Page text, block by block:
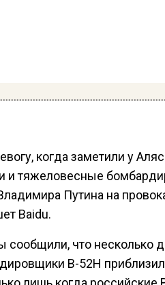
когда заметили у
и тяжеловесные
Путина на
Baidu.
сообщили, что несколько
В-52Н